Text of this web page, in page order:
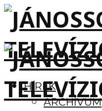
HÍREK
ARCHÍVUM